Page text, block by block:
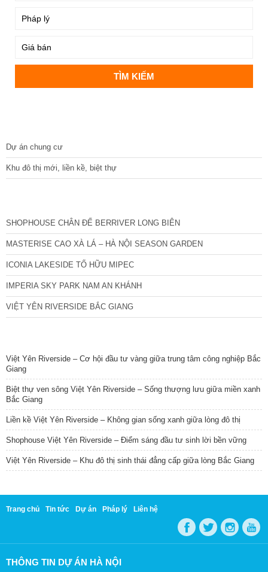
Dự án chung cư
Khu đô thị mới, liền kề, biệt thự
SHOPHOUSE CHÂN ĐẾ BERRIVER LONG BIÊN
MASTERISE CAO XÀ LÁ – HÀ NỘI SEASON GARDEN
ICONIA LAKESIDE TỐ HỮU MIPEC
IMPERIA SKY PARK NAM AN KHÁNH
VIỆT YÊN RIVERSIDE BẮC GIANG
Việt Yên Riverside – Cơ hội đầu tư vàng giữa trung tâm công nghiệp Bắc
Giang
Biệt thự ven sông Việt Yên Riverside – Sống thượng lưu giữa miền xanh
Bắc Giang
Liền kề Việt Yên Riverside – Không gian sống xanh giữa lòng đô thị
Shophouse Việt Yên Riverside – Điểm sáng đầu tư sinh lời bền vững
Việt Yên Riverside – Khu đô thị sinh thái đẳng cấp giữa lòng Bắc Giang
Trang chủ Tin tức Dự án Pháp lý Liên hệ
THÔNG TIN DỰ ÁN HÀ NỘI